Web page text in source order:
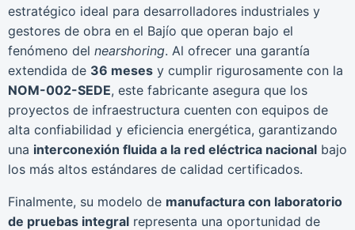
estratégico ideal para desarrolladores industriales y
gestores de obra en el Bajío que operan bajo el
fenómeno del nearshoring. Al ofrecer una garantía
extendida de 36 meses y cumplir rigurosamente con la
NOM-002-SEDE, este fabricante asegura que los
proyectos de infraestructura cuenten con equipos de
alta confiabilidad y eficiencia energética, garantizando
una interconexión fluida a la red eléctrica nacional bajo
los más altos estándares de calidad certificados.
Finalmente, su modelo de manufactura con laboratorio
de pruebas integral representa una oportunidad de